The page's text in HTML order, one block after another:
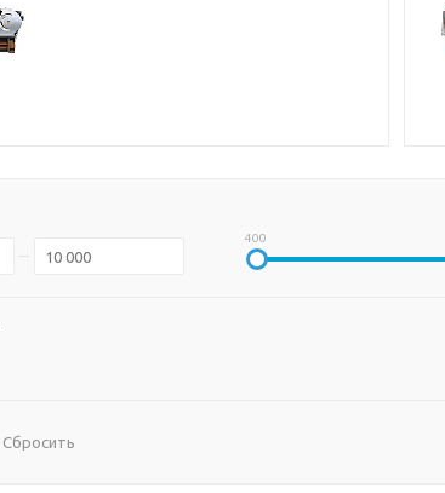
400
Сбросить